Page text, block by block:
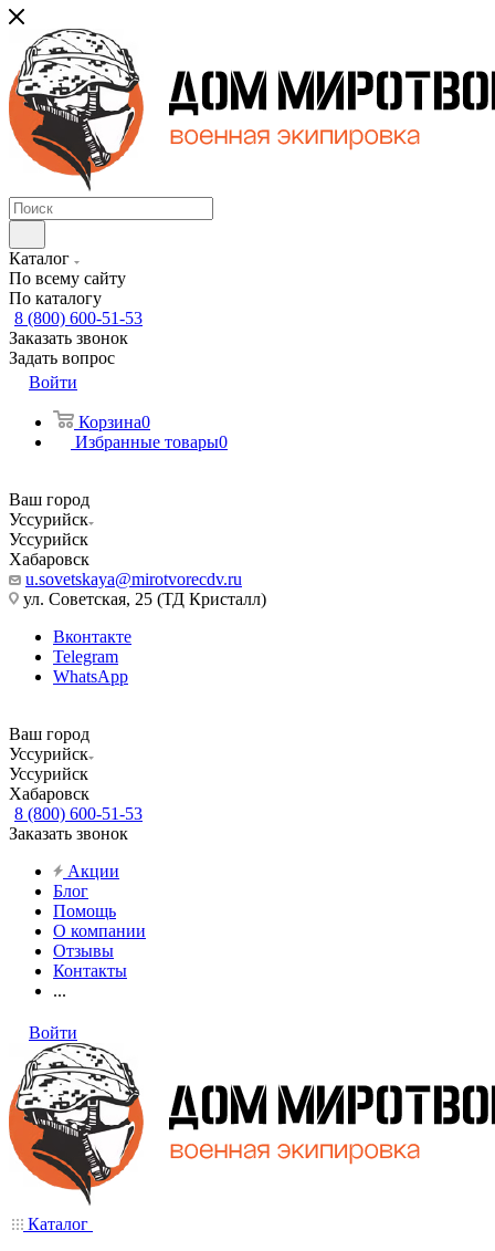
Каталог
По всему сайту
По каталогу
8 (800) 600-51-53
Заказать звонок
Задать вопрос
Войти
Корзина0
Избранные товары0
Ваш город
Уссурийск
Уссурийск
Хабаровск
u.sovetskaya@mirotvorecdv.ru
ул. Советская, 25 (ТД Кристалл)
Вконтакте
Telegram
WhatsApp
Ваш город
Уссурийск
Уссурийск
Хабаровск
8 (800) 600-51-53
Заказать звонок
Акции
Блог
Помощь
О компании
Отзывы
Контакты
...
Войти
Каталог